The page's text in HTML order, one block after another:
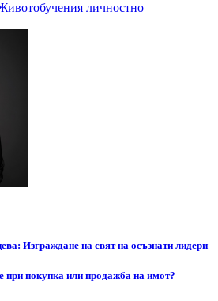
обучения личностно
Изграждане на свят на осъзнати лидери
при покупка или продажба на имот?